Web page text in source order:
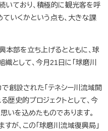
いており、積極的に観光客を呼
いくかという点も、大きな課
本部を立ち上げるとともに、球
として、今月21日に「球磨川
創設された「テネシー川流域開
歴史的プロジェクトとして、今
いを込めたものであります。
が、この「球磨川流域復興局」